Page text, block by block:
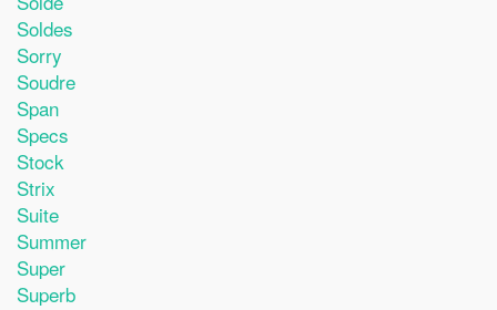
Soldes
Sorry
Soudre
Span
Specs
Stock
Strix
Suite
Summer
Super
Superb